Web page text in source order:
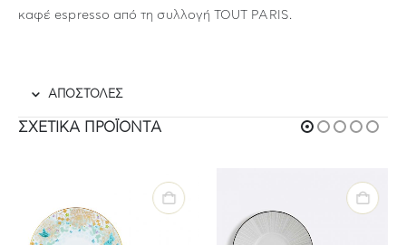
καφέ espresso από τη συλλογή TOUT PARIS.
ΑΠΟΣΤΟΛΕΣ
ΣΧΕΤΙΚΆ ΠΡΟΪΌΝΤΑ